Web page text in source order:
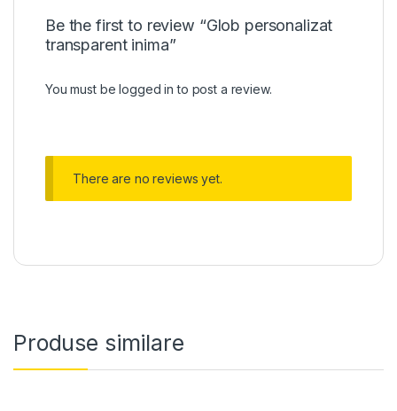
Be the first to review “Glob personalizat
transparent inima”
You must belogged in to post a review.
There are no reviews yet.
Produse similare